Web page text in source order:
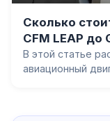
Сколько
CFM LEAP до
В этой статье
авиационный